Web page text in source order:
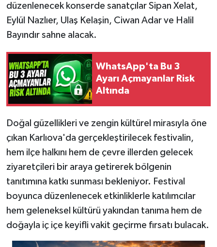
düzenlenecek konserde sanatçılar Sipan Xelat,
Eylül Nazlıer, Ulaş Kelaşin, Ciwan Adar ve Halil
Bayındır sahne alacak.
WhatsApp'ta Bu 3
Ayarı Açmayanlar Risk
Altında
Doğal güzellikleri ve zengin kültürel mirasıyla öne
çıkan Karlıova'da gerçekleştirilecek festivalin,
hem ilçe halkını hem de çevre illerden gelecek
ziyaretçileri bir araya getirerek bölgenin
tanıtımına katkı sunması bekleniyor. Festival
boyunca düzenlenecek etkinliklerle katılımcılar
hem geleneksel kültürü yakından tanıma hem de
doğayla iç içe keyifli vakit geçirme fırsatı bulacak.